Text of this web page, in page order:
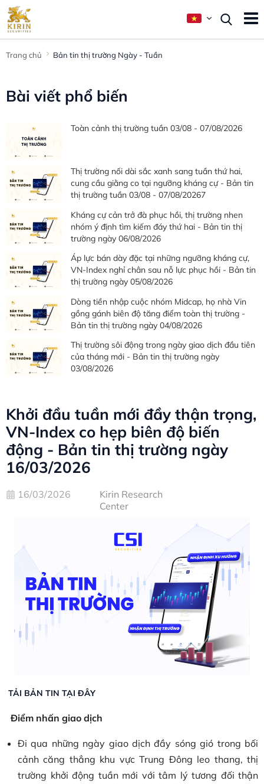
Trang chủ Bản tin thị trường Ngày - Tuần
Khởi đầu tuần mới đầy thận trọng,
VN-Index co hẹp biên độ biến
động - Bản tin thị trường ngày
16/03/2026
16/03/2026
Kirin Research
Center
TẢI BẢN TIN TẠI ĐÂY
Điểm nhấn giao dịch
Đi qua những ngày giao dịch đầy sóng gió trong bối
cảnh căng thẳng khu vực Trung Đông leo thang, thị
trường khởi động tuần mới với tâm lý tương đối thận
Bài viết phổ biến
Toàn cảnh thị trường tuần 03/08 - 07/08/2026
Thị trường nối dài sắc xanh sang tuần thứ hai,
cung cầu giằng co tại ngưỡng kháng cự - Bản tin
thị trường tuần 03/08 - 07/08/20267
Kháng cự cản trở đà phục hồi, thị trường nhen
nhóm ý định tìm kiếm đáy thứ hai - Bản tin thị
trường ngày 06/08/2026
Áp lực bán dày đặc tại những ngưỡng kháng cự,
VN-Index nghỉ chân sau nỗ lực phục hồi - Bản tin
thị trường ngày 05/08/2026
Dòng tiền nhập cuộc nhóm Midcap, họ nhà Vin
gồng gánh biên độ tăng điểm toàn thị trường -
Bản tin thị trường ngày 04/08/2026
Thị trường sôi động trong ngày giao dịch đầu tiên
của tháng mới - Bản tin thị trường ngày
03/08/2026